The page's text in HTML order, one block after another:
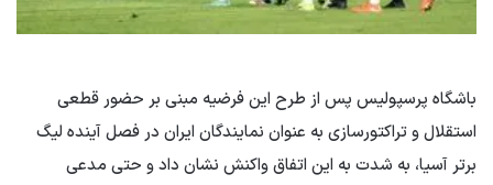
باشگاه پرسپولیس پس از طرح این فرضیه مبنی بر حضور قطعی
استقلال و تراکتورسازی به عنوان نمایندگان ایران در فصل آینده لیگ
برتر آسیا، به شدت به این اتفاق واکنش نشان داد و حتی مدعی